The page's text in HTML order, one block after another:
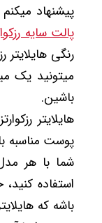
پیشنهاد میکنم
پالت سایه
رنگی
میتونید یک
باشین.
هایلایتر
پوست مناسبه
شما با هر
استفاده
باشه که